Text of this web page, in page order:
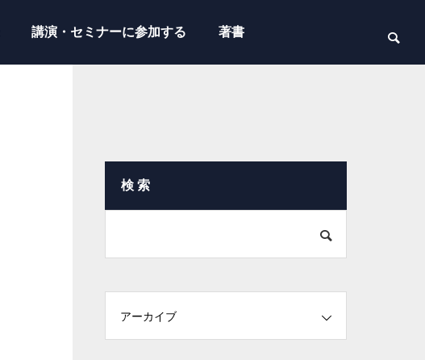
講演・セミナーに参加する 著書
検 索
アーカイブ